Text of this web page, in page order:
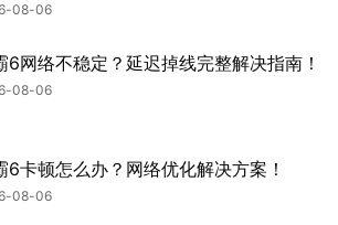
08-06
6网络不稳定？延迟掉线完整解决指南！
08-06
6卡顿怎么办？网络优化解决方案！
08-06